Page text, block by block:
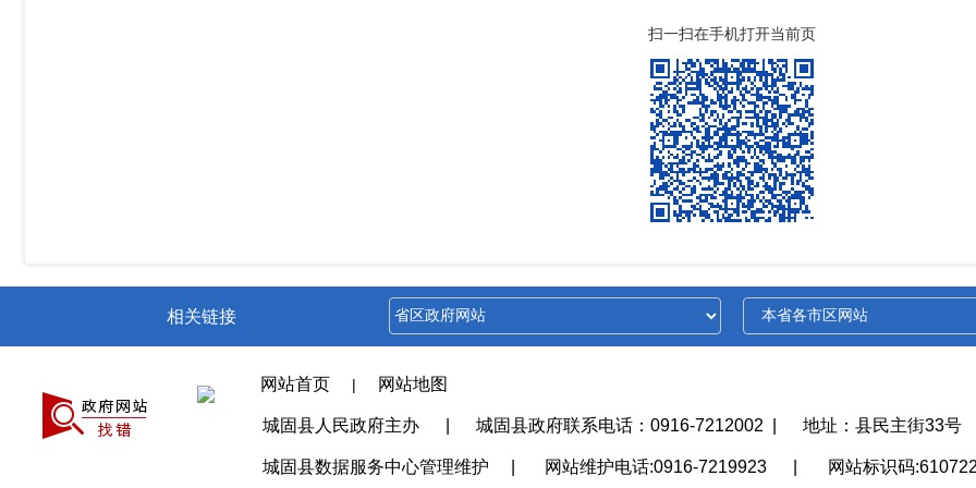
扫一扫在手机打开当前页
相关链接
网站首页 | 网站地图
城固县人民政府主办 城固县政府联系电话：0916-7212002 地址：县民主街33号
城固县数据服务中心管理维护 网站维护电话:0916-7219923 网站标识码